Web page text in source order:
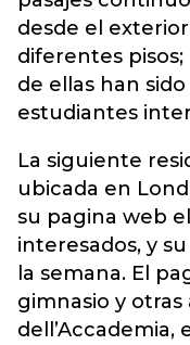
desde el
diferentes pisos;
de ellas han
estudiantes
La siguiente
ubicada en
su pagina web
interesados, y
la semana. El
gimnasio y otras
dell’Accademia,